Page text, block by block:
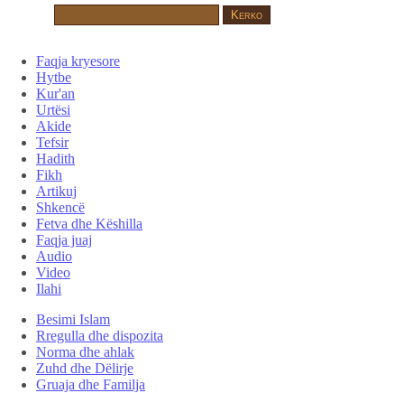
Faqja kryesore
Hytbe
Kur'an
Urtësi
Akide
Tefsir
Hadith
Fikh
Artikuj
Shkencë
Fetva dhe Këshilla
Faqja juaj
Audio
Video
Ilahi
Besimi Islam
Rregulla dhe dispozita
Norma dhe ahlak
Zuhd dhe Dëlirje
Gruaja dhe Familja